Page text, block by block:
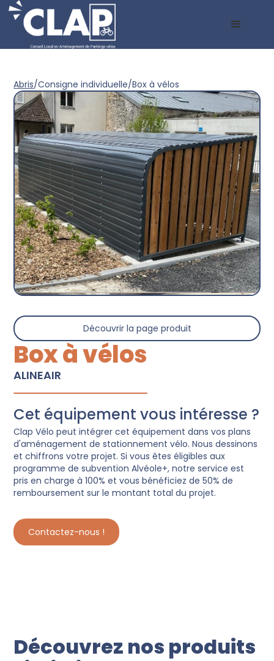
Abris/Consigne individuelle/Box à vélos
Découvrir la page produit
Box à vélos
ALINEAIR
Cet équipement vous intéresse ?
Clap Vélo peut intégrer cet équipement dans vos plans
d'aménagement de stationnement vélo. Nous dessinons
et chiffrons votre projet. Si vous êtes éligibles aux
programme de subvention Alvéole+, notre service est
pris en charge à 100% et vous bénéficiez de 50% de
remboursement sur le montant total du projet.
Contactez-nous !
Découvrez nos produits